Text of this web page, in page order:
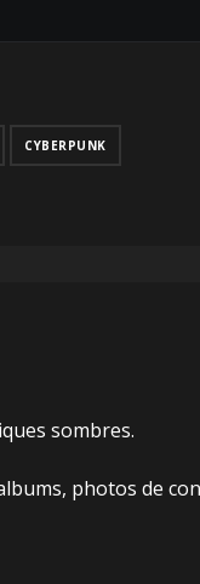
CYBERPUNK
sombres.
photos de